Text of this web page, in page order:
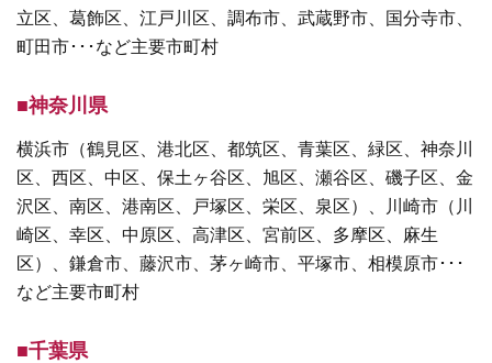
立区、葛飾区、江戸川区、調布市、武蔵野市、国分寺市、
町田市･･･など主要市町村
■神奈川県
横浜市（鶴見区、港北区、都筑区、青葉区、緑区、神奈川
区、西区、中区、保土ヶ谷区、旭区、瀬谷区、磯子区、金
沢区、南区、港南区、戸塚区、栄区、泉区）、川崎市（川
崎区、幸区、中原区、高津区、宮前区、多摩区、麻生
区）、鎌倉市、藤沢市、茅ヶ崎市、平塚市、相模原市･･･
など主要市町村
■千葉県